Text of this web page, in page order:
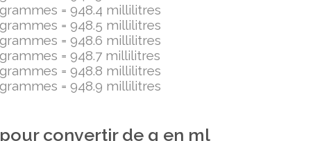
= 948.4 millilitres
= 948.5 millilitres
= 948.6 millilitres
= 948.7 millilitres
= 948.8 millilitres
= 948.9 millilitres
convertir de g en ml